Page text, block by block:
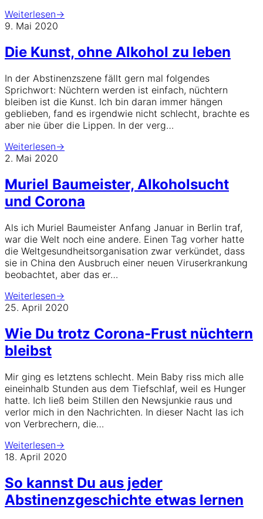
Weiterlesen→
9. Mai 2020
Die Kunst, ohne Alkohol zu leben
In der Abstinenzszene fällt gern mal folgendes
Sprichwort: Nüchtern werden ist einfach, nüchtern
bleiben ist die Kunst. Ich bin daran immer hängen
geblieben, fand es irgendwie nicht schlecht, brachte es
aber nie über die Lippen. In der verg…
Weiterlesen→
2. Mai 2020
Muriel Baumeister, Alkoholsucht
und Corona
Als ich Muriel Baumeister Anfang Januar in Berlin traf,
war die Welt noch eine andere. Einen Tag vorher hatte
die Weltgesundheitsorganisation zwar verkündet, dass
sie in China den Ausbruch einer neuen Viruserkrankung
beobachtet, aber das er…
Weiterlesen→
25. April 2020
Wie Du trotz Corona-Frust nüchtern
bleibst
Mir ging es letztens schlecht. Mein Baby riss mich alle
eineinhalb Stunden aus dem Tiefschlaf, weil es Hunger
hatte. Ich ließ beim Stillen den Newsjunkie raus und
verlor mich in den Nachrichten. In dieser Nacht las ich
von Verbrechern, die…
Weiterlesen→
18. April 2020
So kannst Du aus jeder
Abstinenzgeschichte etwas lernen